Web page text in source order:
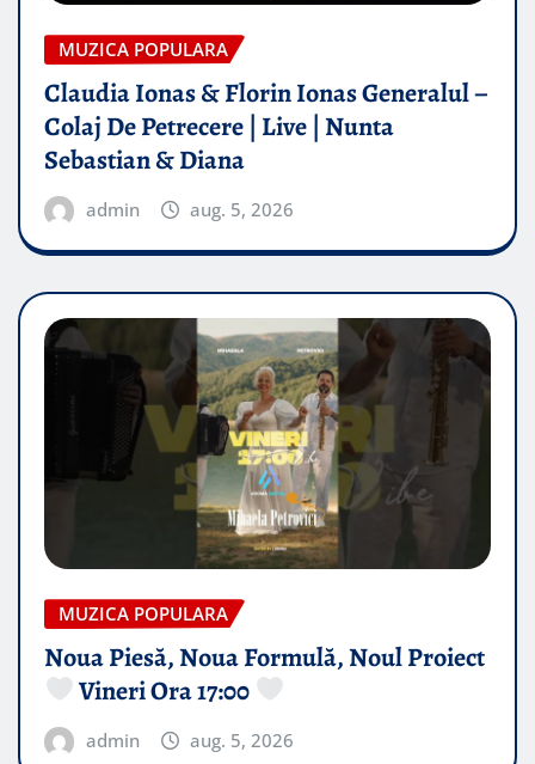
MUZICA POPULARA
Claudia Ionas & Florin Ionas Generalul –
Colaj De Petrecere | Live | Nunta
Sebastian & Diana
admin aug. 5, 2026
MUZICA POPULARA
Noua Piesă, Noua Formulă, Noul Proiect
Vineri Ora 17:00
admin aug. 5, 2026